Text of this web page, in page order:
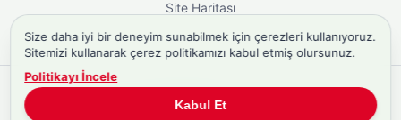
Site Haritası
Türkiye'ninBiyografi Sitesi
Size daha iyi bir deneyim sunabilmek için çerezleri kullanıyoruz.
Sitemizi kullanarak çerez politikamızı kabul etmiş olursunuz.
Politikayı İncele
Kabul Et